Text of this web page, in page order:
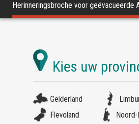
Herinneringsbroche voor geëvacueerde
Gelderland
Flevoland
Noord-